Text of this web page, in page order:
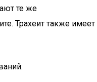
те же
Трахеит также имеет